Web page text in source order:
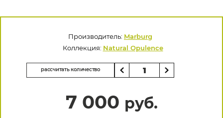
Производитель: Marburg
Коллекция: Natural Opulence
рассчитать количество
7 000 руб.